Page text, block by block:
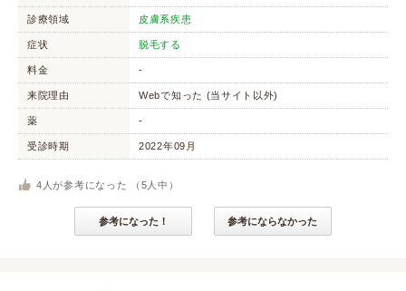
診療領域 皮膚系疾患
症状 脱毛する
料金 -
来院理由 Webで知った (当サイト以外)
薬 -
受診時期 2022年09月
4 人が参考になった （ 5 人中）
参考になった！ 参考にならなかった